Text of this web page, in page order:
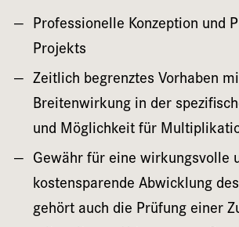
Professionelle Konzeption und
Projekts
Zeitlich begrenztes Vorhaben
Breitenwirkung in der
und Möglichkeit für
Gewähr für eine wirkungsvolle
kostensparende Abwicklung
gehört auch die Prüfung einer